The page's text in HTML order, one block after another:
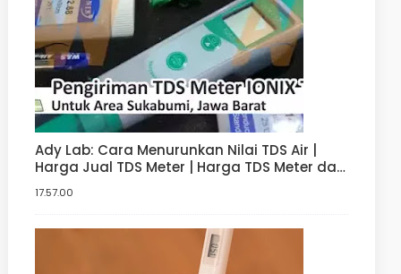
Ady Lab: Cara Menurunkan Nilai TDS Air |
Harga Jual TDS Meter | Harga TDS Meter dan
17.57.00